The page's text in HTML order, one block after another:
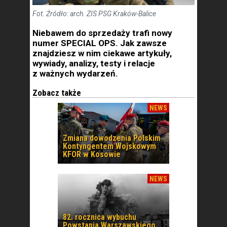
Fot. Źródło: arch. ZIS PSG Kraków-Balice
Niebawem do sprzedaży trafi nowy
numer SPECIAL OPS. Jak zawsze
znajdziesz w nim ciekawe artykuły,
wywiady, analizy, testy i relacje
z ważnych wydarzeń.
Zobacz także
NEWS
Zmiana dowodzenia Polskim
Kontyngentem Wojskowym
KFOR w Kosowie
NEWS
82. rocznica wybuchu